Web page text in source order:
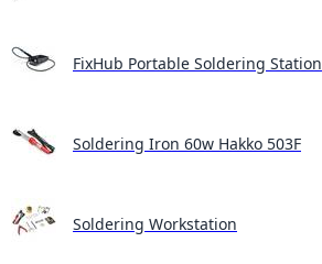
FixHub Portable Soldering Station
Soldering Iron 60w Hakko 503F
Soldering Workstation